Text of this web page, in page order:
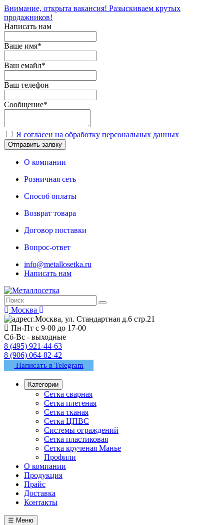
Внимание, открыта вакансия! Разыскиваем крутых
продажников!
Написать нам
Ваше имя*
Ваш емайл*
Ваш телефон
Сообщение*
Я согласен на обработку персональных данных
Отправить заявку
О компании
Розничная сеть
Способ оплаты
Возврат товара
Договор поставки
Вопрос-ответ
info@metallosetka.ru
Написать нам
Москва
г.Москва, ул. Стандартная д.6 стр.21
Пн-Пт с 9-00 до 17-00
Сб-Вс - выходные
8 (495) 921-44-63
8 (906) 064-82-42
Написать в Telegram
Категории
Сетка сварная
Сетка плетеная
Сетка тканая
Сетка ЦПВС
Системы ограждений
Сетка пластиковая
Сетка крученая Манье
Профили
О компании
Продукция
Прайс
Доставка
Контакты
☰ Меню